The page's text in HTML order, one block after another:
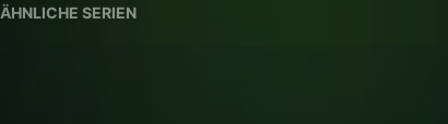
ÄHNLICHE SERIEN